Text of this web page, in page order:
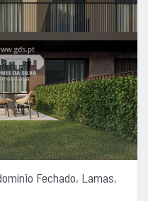
Fechado, Lamas,